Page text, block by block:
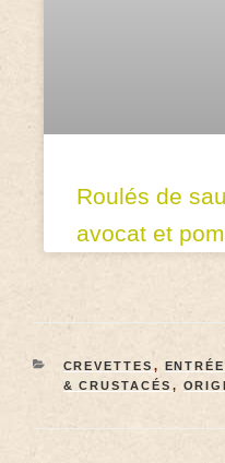
Roulés de
avocat et
CREVETTES ,
& CRUSTACÉS ,